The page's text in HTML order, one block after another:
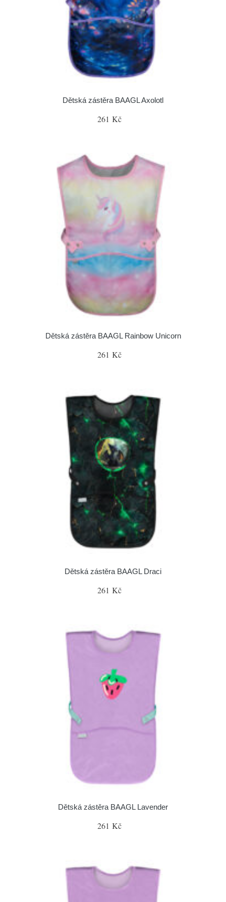
Dětská zástěra BAAGL Axolotl
261 Kč
Dětská zástěra BAAGL Rainbow Unicorn
261 Kč
Dětská zástěra BAAGL Draci
261 Kč
Dětská zástěra BAAGL Lavender
261 Kč